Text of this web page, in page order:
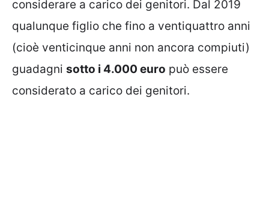
considerare a carico dei genitori. Dal 2019
qualunque figlio che fino a ventiquattro anni
(cioè venticinque anni non ancora compiuti)
guadagni sotto i 4.000 euro può essere
considerato a carico dei genitori.